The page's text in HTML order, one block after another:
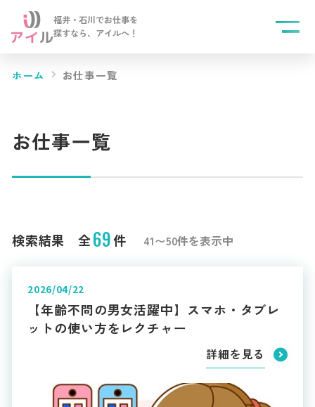
福井・石川でお仕事を
探すなら、 アイルへ！
ホーム お仕事一覧
お仕事一覧
検索結果 全69件 41〜50件を表示中
2026/04/22
【年齢不問の男女活躍中】スマホ・タブレ
ットの使い方をレクチャー
詳細を見る